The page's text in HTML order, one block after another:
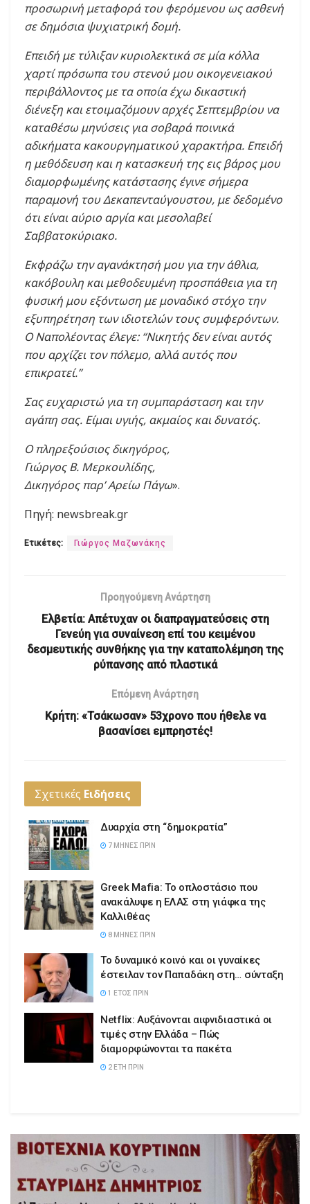
προσωρινή μεταφορά του φερόμενου ως ασθενή
σε δημόσια ψυχιατρική δομή.
Επειδή με τύλιξαν κυριολεκτικά σε μία κόλλα
χαρτί πρόσωπα του στενού μου οικογενειακού
περιβάλλοντος με τα οποία έχω δικαστική
διένεξη και ετοιμαζόμουν αρχές Σεπτεμβρίου να
καταθέσω μηνύσεις για σοβαρά ποινικά
αδικήματα κακουργηματικού χαρακτήρα. Επειδή
η μεθόδευση και η κατασκευή της εις βάρος μου
διαμορφωμένης κατάστασης έγινε σήμερα
παραμονή του Δεκαπενταύγουστου, με δεδομένο
ότι είναι αύριο αργία και μεσολαβεί
Σαββατοκύριακο.
Εκφράζω την αγανάκτησή μου για την άθλια,
κακόβουλη και μεθοδευμένη προσπάθεια για τη
φυσική μου εξόντωση με μοναδικό στόχο την
εξυπηρέτηση των ιδιοτελών τους συμφερόντων.
Ο Ναπολέοντας έλεγε: “Νικητής δεν είναι αυτός
που αρχίζει τον πόλεμο, αλλά αυτός που
επικρατεί.”
Σας ευχαριστώ για τη συμπαράσταση και την
αγάπη σας. Είμαι υγιής, ακμαίος και δυνατός.
Ο πληρεξούσιος δικηγόρος,
Γιώργος Β. Μερκουλίδης,
Δικηγόρος παρ’ Αρείω Πάγω».
Πηγή: newsbreak.gr
Ετικέτες: Γιώργος Μαζωνάκης
Προηγούμενη Ανάρτηση
Ελβετία: Απέτυχαν οι διαπραγματεύσεις στη
Γενεύη για συναίνεση επί του κειμένου
δεσμευτικής συνθήκης για την καταπολέμηση της
ρύπανσης από πλαστικά
Επόμενη Ανάρτηση
Κρήτη: «Τσάκωσαν» 53χρονο που ήθελε να
βασανίσει εμπρηστές!
Σχετικές Ειδήσεις
Δυαρχία στη “δημοκρατία”
7 ΜΉΝΕΣ ΠΡΙΝ
Greek Mafia: Το οπλοστάσιο που
ανακάλυψε η ΕΛΑΣ στη γιάφκα της
Καλλιθέας
8 ΜΉΝΕΣ ΠΡΙΝ
Το δυναμικό κοινό και οι γυναίκες
έστειλαν τον Παπαδάκη στη… σύνταξη
1 ΈΤΟΣ ΠΡΙΝ
Netflix: Αυξάνονται αιφνιδιαστικά οι
τιμές στην Ελλάδα – Πώς
διαμορφώνονται τα πακέτα
2 ΈΤΗ ΠΡΙΝ